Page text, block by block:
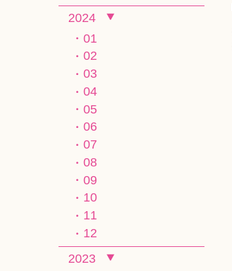
2024
01
02
03
04
05
06
07
08
09
10
11
12
2023